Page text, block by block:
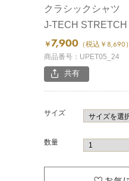
クラシックシャツ
J-TECH STRETCH
￥ 7,900 （税込￥8,690）
商品番号：UPET05_24
共有
サイズ
数量